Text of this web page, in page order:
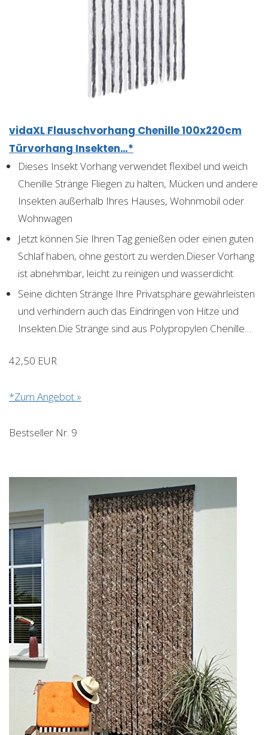
vidaXL Flauschvorhang Chenille 100x220cm
Türvorhang Insekten…*
Dieses Insekt Vorhang verwendet flexibel und weich
Chenille Stränge Fliegen zu halten, Mücken und andere
Insekten außerhalb Ihres Hauses, Wohnmobil oder
Wohnwagen
Jetzt können Sie Ihren Tag genießen oder einen guten
Schlaf haben, ohne gestört zu werden.Dieser Vorhang
ist abnehmbar, leicht zu reinigen und wasserdicht
Seine dichten Stränge Ihre Privatsphäre gewährleisten
und verhindern auch das Eindringen von Hitze und
Insekten.Die Stränge sind aus Polypropylen Chenille…
42,50 EUR
*Zum Angebot »
Bestseller Nr. 9